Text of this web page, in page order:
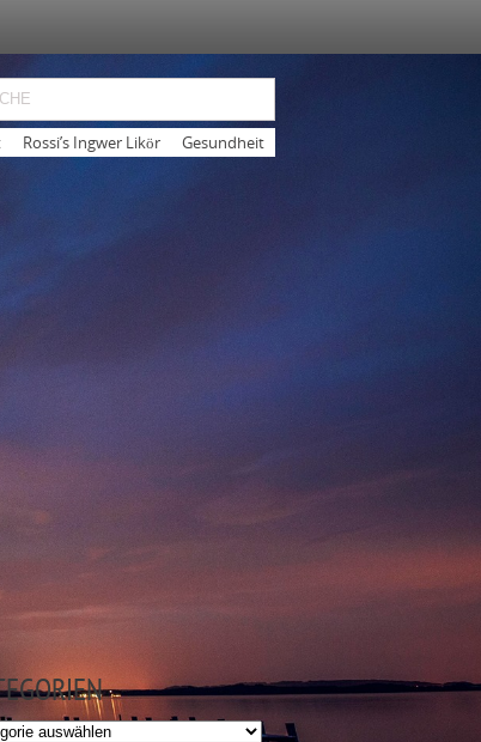
Rossi’s Ingwer Likör Gesundheit